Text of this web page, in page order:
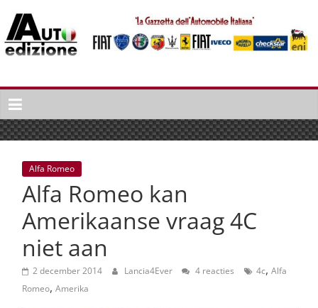
naar
inhoud
Auto
Edizione
La
Gazetta
dell'Automobile
Italiana
Italiaans
autonieuws
lifestyle
Alfa Romeo
Alfa Romeo kan
Amerikaanse vraag 4C
niet aan
2 december 2014 Lancia4Ever 4 reacties 4c, Alfa
Romeo, Amerika